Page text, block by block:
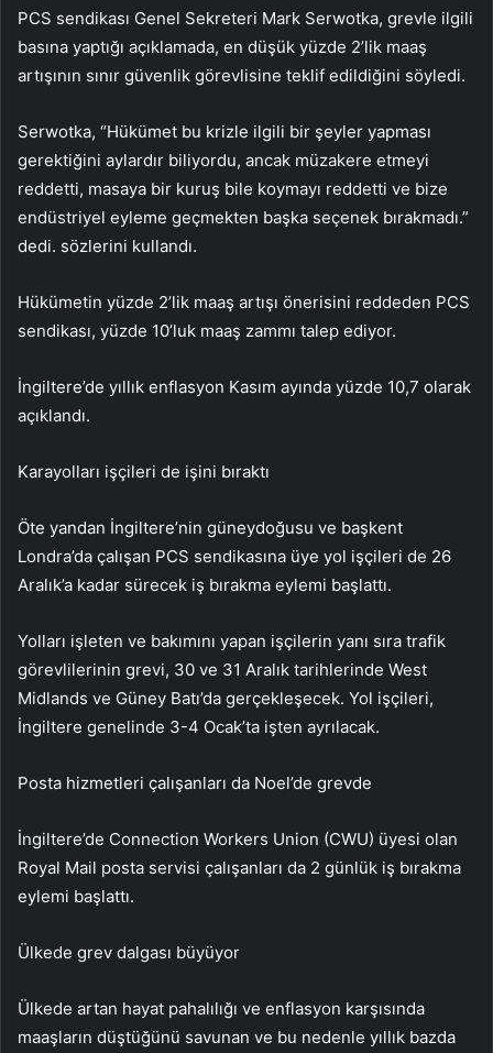
PCS sendikası Genel Sekreteri Mark Serwotka, grevle ilgili
basına yaptığı açıklamada, en düşük yüzde 2’lik maaş
artışının sınır güvenlik görevlisine teklif edildiğini söyledi.
Serwotka, “Hükümet bu krizle ilgili bir şeyler yapması
gerektiğini aylardır biliyordu, ancak müzakere etmeyi
reddetti, masaya bir kuruş bile koymayı reddetti ve bize
endüstriyel eyleme geçmekten başka seçenek bırakmadı.”
dedi. sözlerini kullandı.
Hükümetin yüzde 2’lik maaş artışı önerisini reddeden PCS
sendikası, yüzde 10’luk maaş zammı talep ediyor.
İngiltere’de yıllık enflasyon Kasım ayında yüzde 10,7 olarak
açıklandı.
Karayolları işçileri de işini bıraktı
Öte yandan İngiltere’nin güneydoğusu ve başkent
Londra’da çalışan PCS sendikasına üye yol işçileri de 26
Aralık’a kadar sürecek iş bırakma eylemi başlattı.
Yolları işleten ve bakımını yapan işçilerin yanı sıra trafik
görevlilerinin grevi, 30 ve 31 Aralık tarihlerinde West
Midlands ve Güney Batı’da gerçekleşecek. Yol işçileri,
İngiltere genelinde 3-4 Ocak’ta işten ayrılacak.
Posta hizmetleri çalışanları da Noel’de grevde
İngiltere’de Connection Workers Union (CWU) üyesi olan
Royal Mail posta servisi çalışanları da 2 günlük iş bırakma
eylemi başlattı.
Ülkede grev dalgası büyüyor
Ülkede artan hayat pahalılığı ve enflasyon karşısında
maaşların düştüğünü savunan ve bu nedenle yıllık bazda